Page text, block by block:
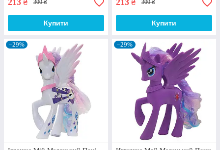
Автентичність
My little pony іграшка має добре впізнаваний
зовнішній вигляд та виглядає точнісінько як
персонаж з мультсеріалу. Яскраві, насичені
кольори, відмінна деталізація дозволяють точно
передати емоції персонажів та надають милим
фігуркам особливої привабливості.
213 ₴ 300 ₴
Купити
213 ₴ 300 ₴
Купити
–29% –29%